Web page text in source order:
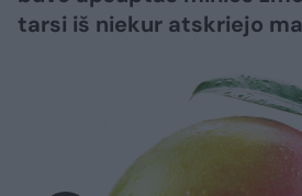
tarsi iš niekur atskriejo